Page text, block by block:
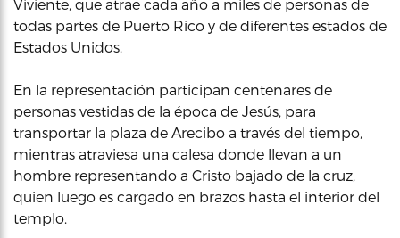
Viviente, que atrae cada año a miles de personas de
todas partes de Puerto Rico y de diferentes estados de
Estados Unidos.
En la representación participan centenares de
personas vestidas de la época de Jesús, para
transportar la plaza de Arecibo a través del tiempo,
mientras atraviesa una calesa donde llevan a un
hombre representando a Cristo bajado de la cruz,
quien luego es cargado en brazos hasta el interior del
templo.